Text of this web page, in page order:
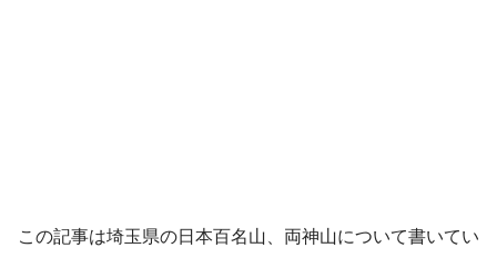
この記事は埼玉県の日本百名山、両神山について書いてい